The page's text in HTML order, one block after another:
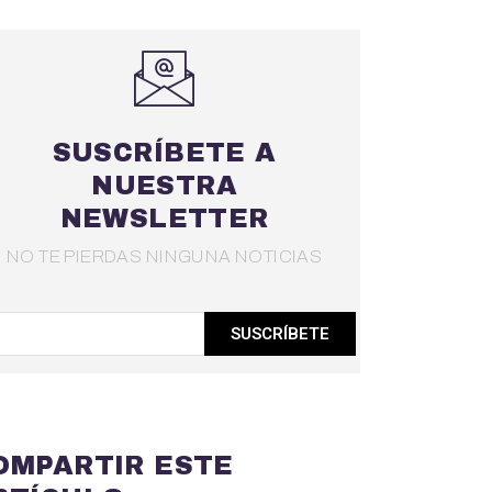
SUSCRÍBETE A
NUESTRA
NEWSLETTER
NO TE PIERDAS NINGUNA NOTICIAS
SUSCRÍBETE
ESTE